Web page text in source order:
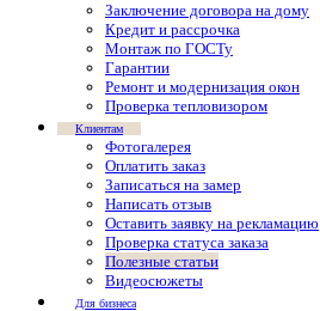
Заключение договора на дому
Кредит и рассрочка
Монтаж по ГОСТу
Гарантии
Ремонт и модернизация окон
Проверка тепловизором
Клиентам
Фотогалерея
Оплатить заказ
Записаться на замер
Написать отзыв
Оставить заявку на рекламацию
Проверка статуса заказа
Полезные статьи
Видеосюжеты
Для бизнеса